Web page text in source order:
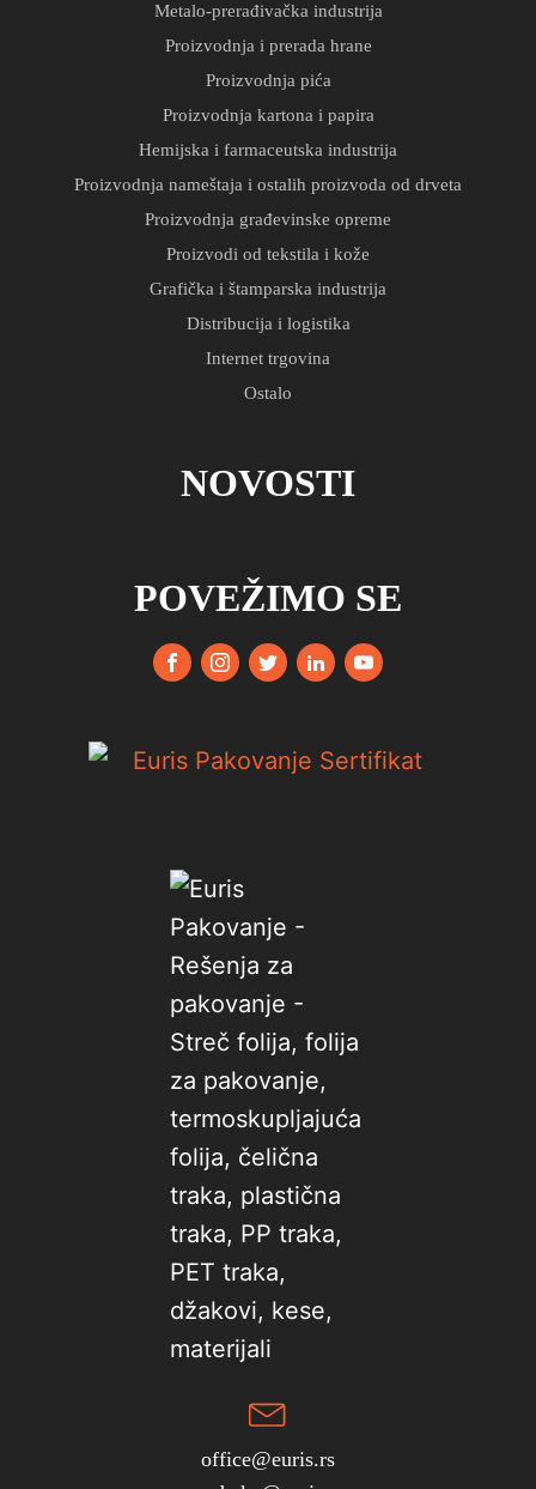
Metalo-prerađivačka industrija
Proizvodnja i prerada hrane
Proizvodnja pića
Proizvodnja kartona i papira
Hemijska i farmaceutska industrija
Proizvodnja nameštaja i ostalih proizvoda od drveta
Proizvodnja građevinske opreme
Proizvodi od tekstila i kože
Grafička i štamparska industrija
Distribucija i logistika
Internet trgovina
Ostalo
NOVOSTI
POVEŽIMO SE
office@euris.rs